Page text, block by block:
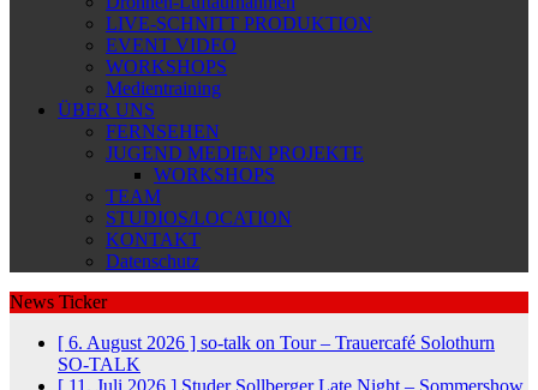
LIVE-SCHNITT PRODUKTION
EVENT VIDEO
WORKSHOPS
Medientraining
ÜBER UNS
FERNSEHEN
JUGEND MEDIEN PROJEKTE
WORKSHOPS
TEAM
STUDIOS/LOCATION
KONTAKT
Datenschutz
News Ticker
[ 6. August 2026 ] so-talk on Tour – Trauercafé Solothurn
SO-TALK
[ 11. Juli 2026 ] Studer Sollberger Late Night – Sommershow